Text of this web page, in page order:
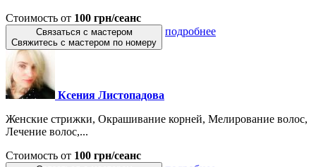
Стоимость от 100 грн/сеанс
Связаться с мастером
Свяжитесь с мастером по номеру
подробнее
Ксения Листопадова
Женские стрижки, Окрашивание корней, Мелирование волос,
Лечение волос,...
Стоимость от 100 грн/сеанс